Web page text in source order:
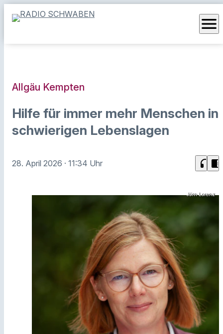
menu
Allgäu Kempten
Hilfe für immer mehr Menschen in
schwierigen Lebenslagen
28. April 2026 · 11:34 Uhr headphones chrome_reader_mode
Jörn Lorenz